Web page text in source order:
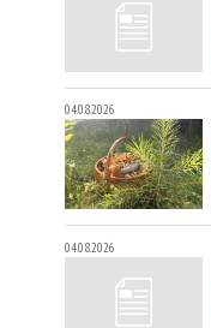
04.08.2026
04.08.2026